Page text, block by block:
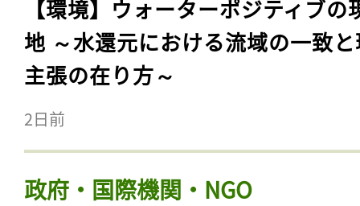
【環境】ウォーターポジティブの
地 ～水還元における流域の一致
主張の在り方～
2日前
政府・国際機関・NGO